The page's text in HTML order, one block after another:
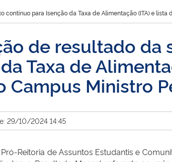
contínuo para Isenção da Taxa de Alimentação (ITA) e
de resultado da
Taxa de
Campus Ministro
29/10/2024 14:45
Reitoria de Assuntos Estudantis e